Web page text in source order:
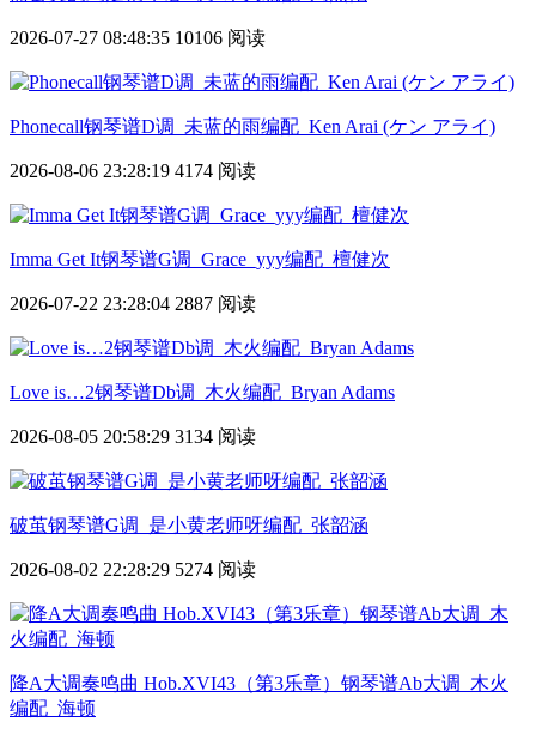
2026-07-27 08:48:35 10106 阅读
Phonecall钢琴谱D调_未蓝的雨编配_Ken Arai (ケン アライ)
2026-08-06 23:28:19 4174 阅读
Imma Get It钢琴谱G调_Grace_yyy编配_檀健次
2026-07-22 23:28:04 2887 阅读
Love is…2钢琴谱Db调_木火编配_Bryan Adams
2026-08-05 20:58:29 3134 阅读
破茧钢琴谱G调_是小黄老师呀编配_张韶涵
2026-08-02 22:28:29 5274 阅读
降A大调奏鸣曲 Hob.XVI43（第3乐章）钢琴谱Ab大调_木火
编配_海顿